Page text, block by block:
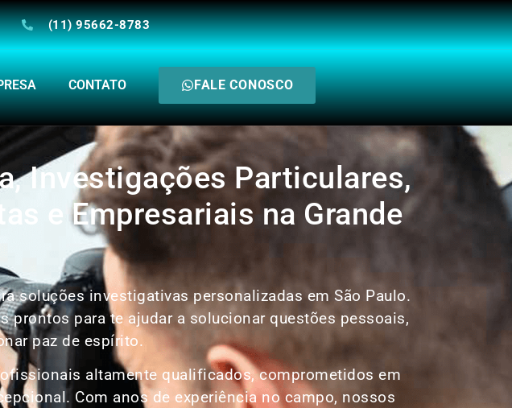
(11) 95662-8783
CONTATO FALE CONOSCO
Investigações Particulares,
e Empresariais na Grande
soluções investigativas personalizadas em São Paulo.
prontos para te ajudar a solucionar questões pessoais,
paz de espírito.
altamente qualificados, comprometidos em
Com anos de experiência no campo, nossos